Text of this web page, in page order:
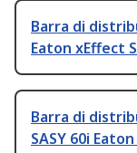
Barra di
Eaton xEffect
Barra di
SASY 60i